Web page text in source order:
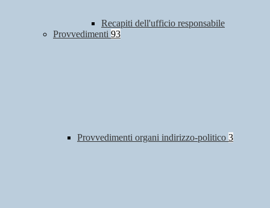
Recapiti dell'ufficio responsabile
Provvedimenti 93
Provvedimenti organi indirizzo-politico 3